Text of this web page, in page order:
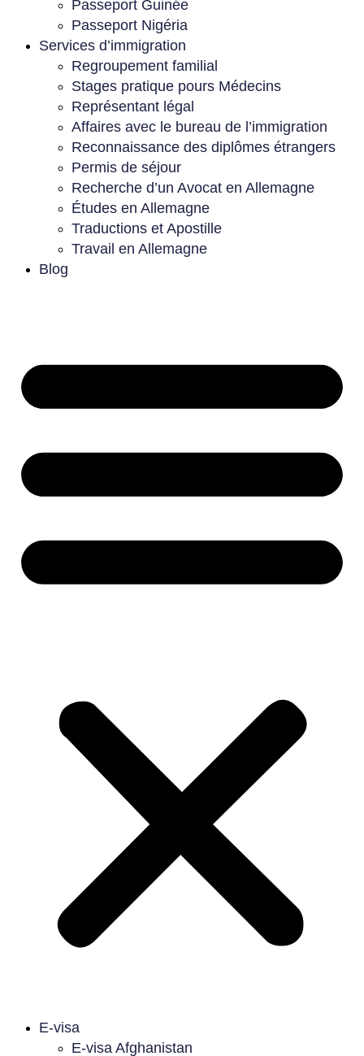
Passeport Guinée
Passeport Nigéria
Services d’immigration
Regroupement familial
Stages pratique pours Médecins
Représentant légal
Affaires avec le bureau de l’immigration
Reconnaissance des diplômes étrangers
Permis de séjour
Recherche d’un Avocat en Allemagne
Études en Allemagne
Traductions et Apostille
Travail en Allemagne
Blog
E-visa
E-visa Afghanistan